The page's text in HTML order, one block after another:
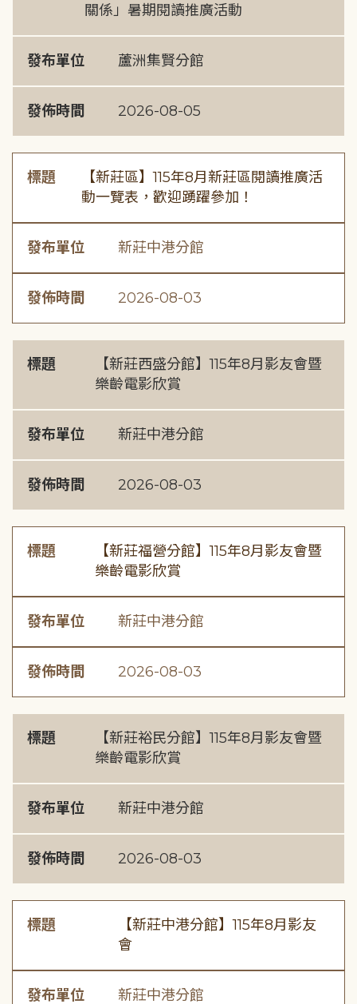
關係」暑期閱讀推廣活動
發布單位 蘆洲集賢分館
發佈時間 2026-08-05
標題
【新莊區】115年8月新莊區閱讀推廣活
動一覽表，歡迎踴躍參加！
發布單位 新莊中港分館
發佈時間 2026-08-03
標題
【新莊西盛分館】115年8月影友會暨
樂齡電影欣賞
發布單位 新莊中港分館
發佈時間 2026-08-03
標題
【新莊福營分館】115年8月影友會暨
樂齡電影欣賞
發布單位 新莊中港分館
發佈時間 2026-08-03
標題
【新莊裕民分館】115年8月影友會暨
樂齡電影欣賞
發布單位 新莊中港分館
發佈時間 2026-08-03
標題
【新莊中港分館】115年8月影友
會
發布單位 新莊中港分館